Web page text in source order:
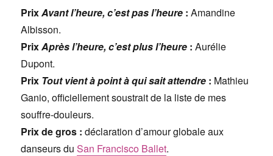
PrixAvant l’heure, c’est pas l’heure : Amandine
Albisson.
PrixAprès l’heure, c’est plus l’heure : Aurélie
Dupont.
Prix Tout vient à point à qui sait attendre : Mathieu
Ganio, officiellement soustrait de la liste de mes
souffre-douleurs.
Prix de gros : déclaration d’amour globale aux
danseurs duSan Francisco Ballet.